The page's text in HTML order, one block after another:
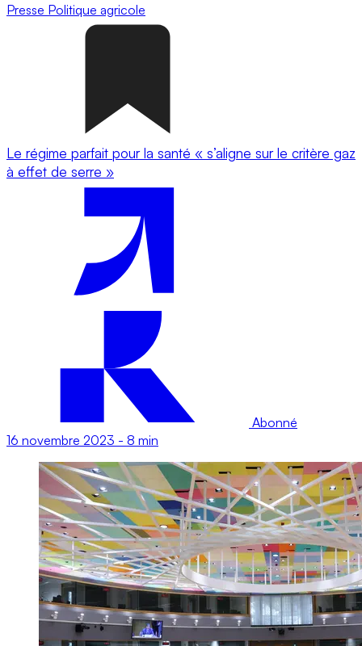
Presse Politique agricole
Le régime parfait pour la santé « s’aligne sur le critère gaz
à effet de serre »
Abonné
16 novembre 2023 - 8 min